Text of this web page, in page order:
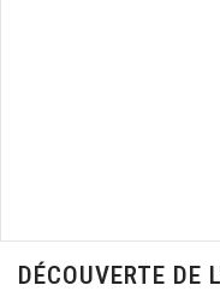
DÉCOUVERTE DE